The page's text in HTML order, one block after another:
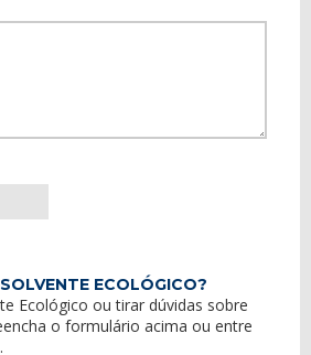
ECOLÓGICO?
Ecológico ou tirar dúvidas sobre
o formulário acima ou entre
.